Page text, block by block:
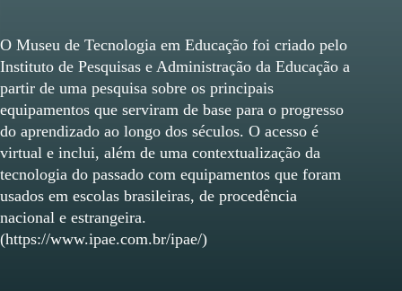
O Museu de Tecnologia em Educação foi criado pelo
Instituto de Pesquisas e Administração da Educação a
partir de uma pesquisa sobre os principais
equipamentos que serviram de base para o progresso
do aprendizado ao longo dos séculos. O acesso é
virtual e inclui, além de uma contextualização da
tecnologia do passado com equipamentos que foram
usados em escolas brasileiras, de procedência
nacional e estrangeira.
(https://www.ipae.com.br/ipae/)